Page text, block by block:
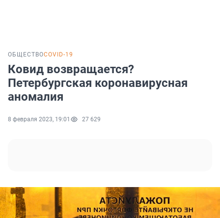
ОБЩЕСТВОCOVID-19
Ковид возвращается?
Петербургская коронавирусная
аномалия
8 февраля 2023, 19:01 27 629